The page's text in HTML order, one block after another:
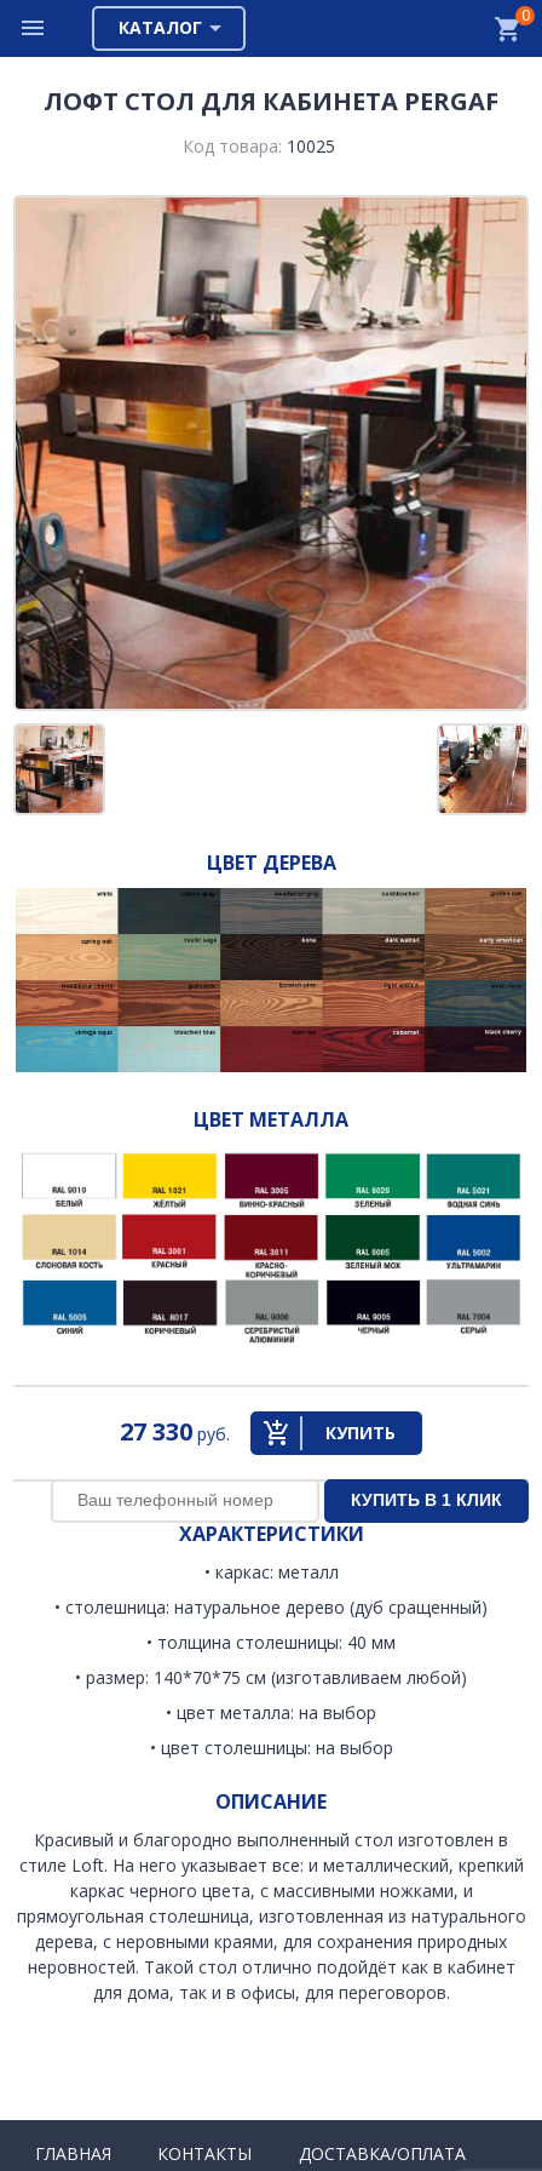
КАТАЛОГ
0
ЛОФТ СТОЛ ДЛЯ КАБИНЕТА PERGAF
Код товара: 10025
ЦВЕТ ДЕРЕВА
ЦВЕТ МЕТАЛЛА
27 330 руб. КУПИТЬ
ХАРАКТЕРИСТИКИ
• каркас: металл
• столешница: натуральное дерево (дуб сращенный)
• толщина столешницы: 40 мм
• размер: 140*70*75 см (изготавливаем любой)
• цвет металла: на выбор
• цвет столешницы: на выбор
ОПИСАНИЕ
Красивый и благородно выполненный стол изготовлен в
стиле Loft. На него указывает все: и металлический, крепкий
каркас черного цвета, с массивными ножками, и
прямоугольная столешница, изготовленная из натурального
дерева, с неровными краями, для сохранения природных
неровностей. Такой стол отлично подойдёт как в кабинет
для дома, так и в офисы, для переговоров.
ГЛАВНАЯ КОНТАКТЫ
ДОСТАВКА/ОПЛАТА